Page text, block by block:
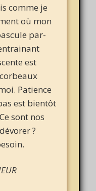
comme je
où mon
par-
est
Patience
est bientôt
sont nos
?